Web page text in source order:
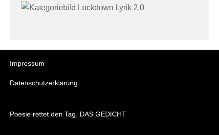
Impressum
Datenschutzerklärung
Poesie rettet den Tag. DAS GEDICHT